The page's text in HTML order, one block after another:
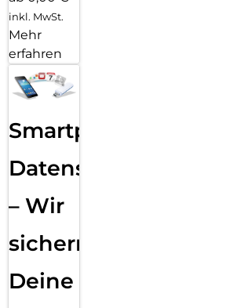
inkl. MwSt.
Mehr
erfahren
Smartphone
Datensicherung
– Wir
sichern
Deine